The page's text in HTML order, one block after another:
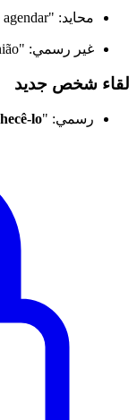
محايد: "Olá Ana,
غير رسمي: "Oi Ana,
لقاء شخص جديد
رسمي: "O senhorlo